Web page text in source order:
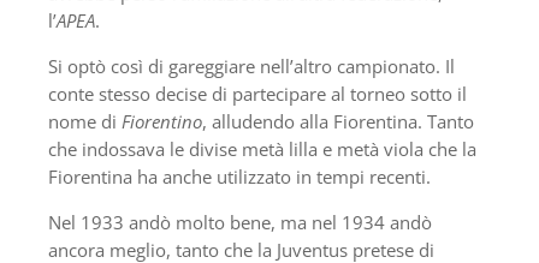
l’APEA.
Si optò così di gareggiare nell’altro campionato. Il
conte stesso decise di partecipare al torneo sotto il
nome di Fiorentino, alludendo alla Fiorentina. Tanto
che indossava le divise metà lilla e metà viola che la
Fiorentina ha anche utilizzato in tempi recenti.
Nel 1933 andò molto bene, ma nel 1934 andò
ancora meglio, tanto che la Juventus pretese di